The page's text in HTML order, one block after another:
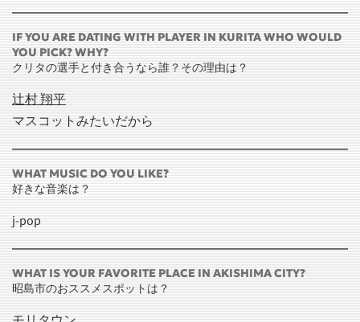
IF YOU ARE DATING WITH PLAYER IN KURITA WHO WOULD
YOU PICK? WHY?
クリタの選手と付き合うなら誰？その理由は？
辻村 翔平
マスコットみたいだから
WHAT MUSIC DO YOU LIKE?
好きな音楽は？
j-pop
WHAT IS YOUR FAVORITE PLACE IN AKISHIMA CITY?
昭島市のおススメスポットは？